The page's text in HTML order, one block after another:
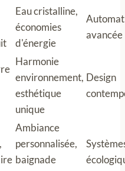
Eau cristalline,
économies
d'énergie
avancée
Harmonie
environnement,
esthétique
unique
Design
Ambiance
personnalisée,
baignade